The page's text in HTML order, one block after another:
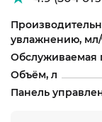
увлажнению,
Обслуживаемая
Объём, л
Панель